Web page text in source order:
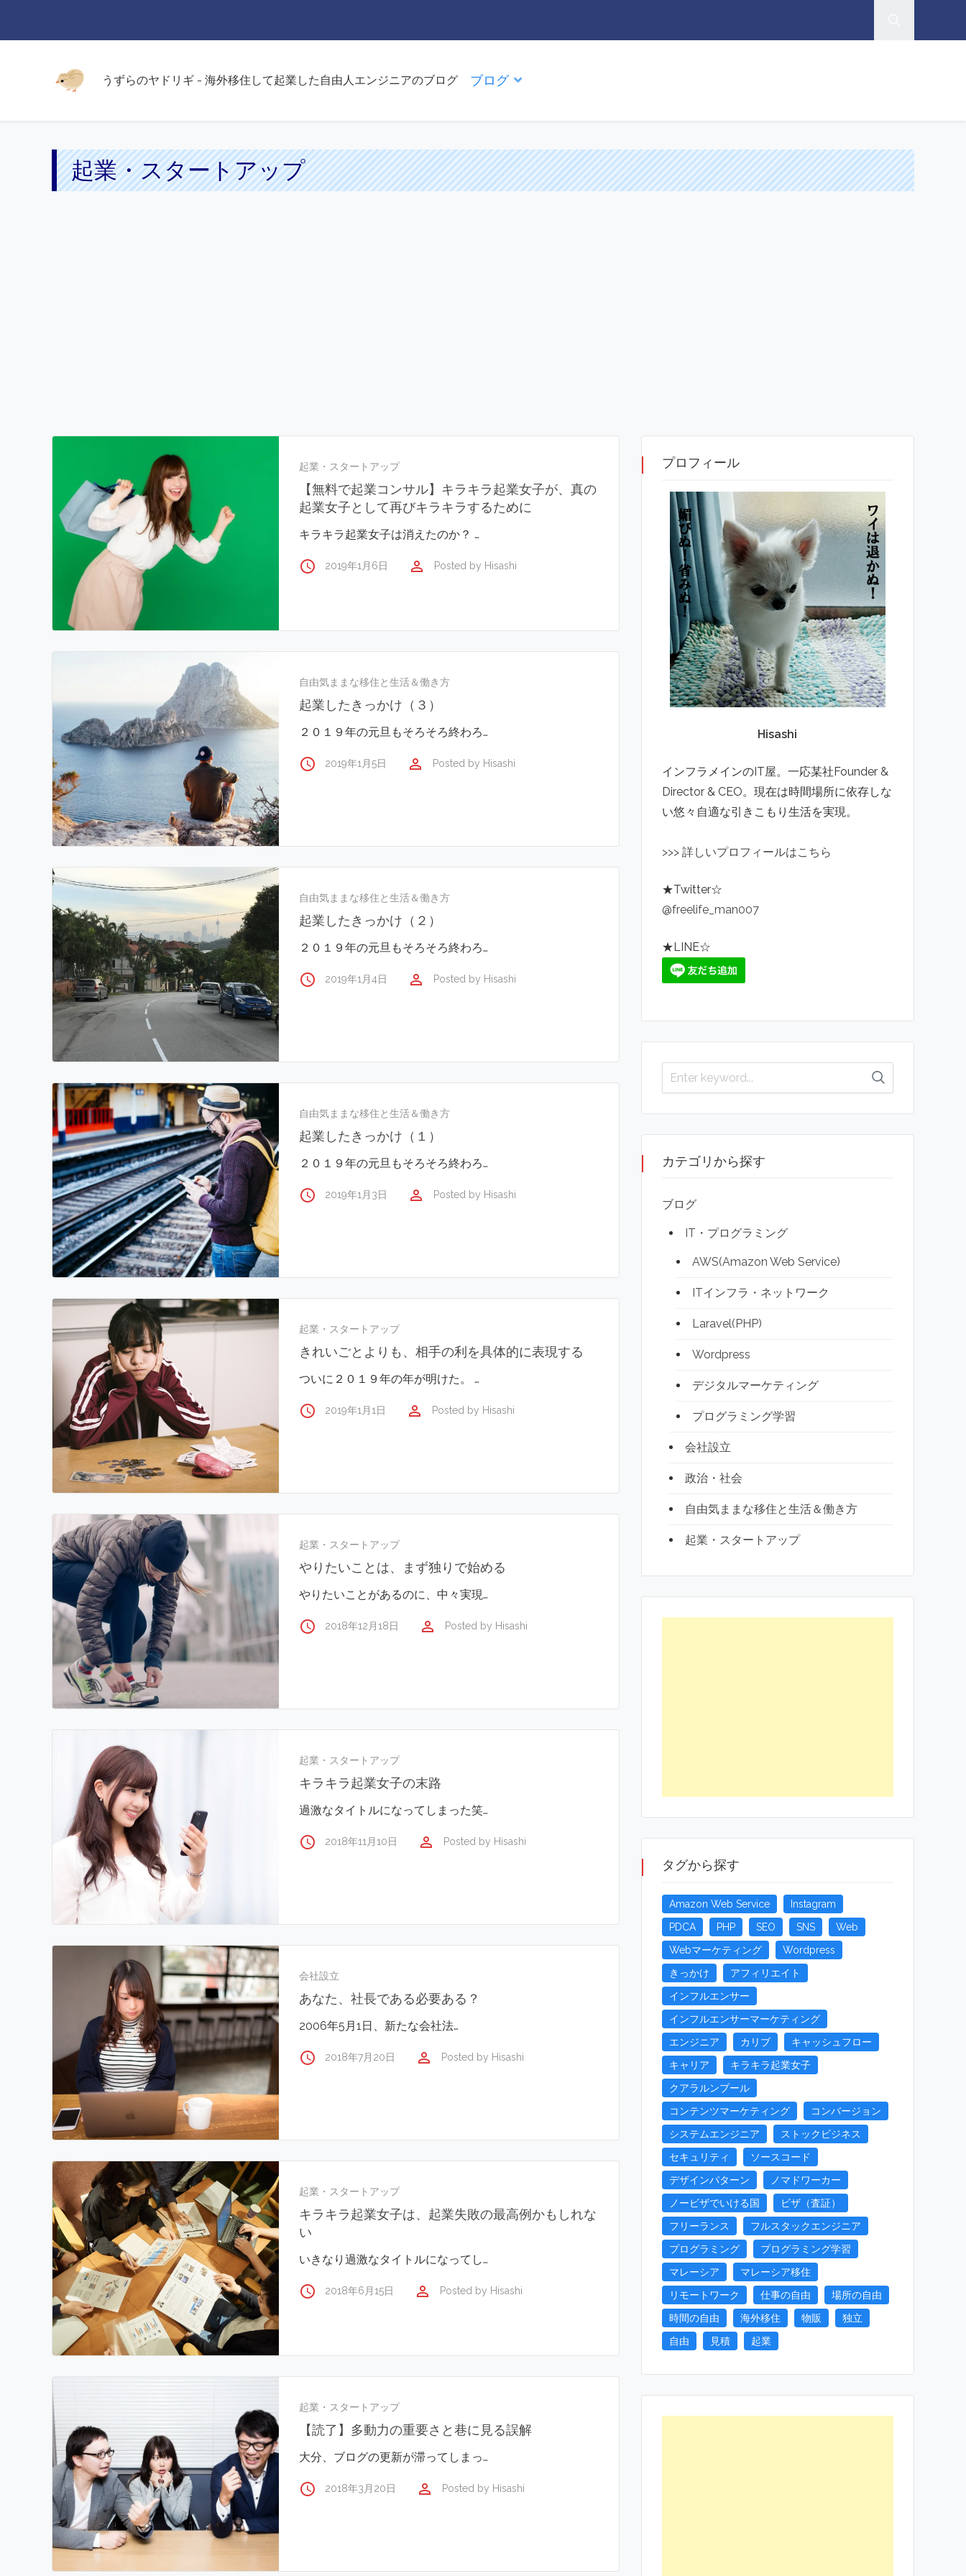
うずらのヤドリギ - 海外移住して起業した自由人エンジニアのブログ ブログ
起業・スタートアップ
起業・スタートアップ
【無料で起業コンサル】キラキラ起業女子が、真の
起業女子として再びキラキラするために
キラキラ起業女子は消えたのか？ …
access_time 2019年1月6日 perm_identity Posted by Hisashi
自由気ままな移住と生活＆働き方
起業したきっかけ（３）
２０１９年の元旦もそろそろ終わろ…
access_time 2019年1月5日 perm_identity Posted by Hisashi
自由気ままな移住と生活＆働き方
起業したきっかけ（２）
２０１９年の元旦もそろそろ終わろ…
access_time 2019年1月4日 perm_identity Posted by Hisashi
自由気ままな移住と生活＆働き方
起業したきっかけ（１）
２０１９年の元旦もそろそろ終わろ…
access_time 2019年1月3日 perm_identity Posted by Hisashi
起業・スタートアップ
きれいごとよりも、相手の利を具体的に表現する
ついに２０１９年の年が明けた。 …
access_time 2019年1月1日 perm_identity Posted by Hisashi
起業・スタートアップ
やりたいことは、まず独りで始める
やりたいことがあるのに、中々実現…
access_time 2018年12月18日 perm_identity Posted by Hisashi
起業・スタートアップ
キラキラ起業女子の末路
過激なタイトルになってしまった笑…
access_time 2018年11月10日 perm_identity Posted by Hisashi
会社設立
あなた、社長である必要ある？
2006年5月1日、新たな会社法…
access_time 2018年7月20日 perm_identity Posted by Hisashi
起業・スタートアップ
キラキラ起業女子は、起業失敗の最高例かもしれな
い
いきなり過激なタイトルになってし…
access_time 2018年6月15日 perm_identity Posted by Hisashi
起業・スタートアップ
【読了】多動力の重要さと巷に見る誤解
大分、ブログの更新が滞ってしまっ…
access_time 2018年3月20日 perm_identity Posted by Hisashi
プロフィール
Hisashi
インフラメインのIT屋。一応某社Founder &
Director & CEO。現在は時間場所に依存しな
い悠々自適な引きこもり生活を実現。
>>> 詳しいプロフィールはこちら
★Twitter☆
@freelife_man007
★LINE☆
カテゴリから探す
ブログ
IT・プログラミング
AWS(Amazon Web Service)
ITインフラ・ネットワーク
Laravel(PHP)
Wordpress
デジタルマーケティング
プログラミング学習
会社設立
政治・社会
自由気ままな移住と生活＆働き方
起業・スタートアップ
タグから探す
Amazon Web Service
Instagram
PDCA
PHP SEO SNS
Web
Webマーケティング
Wordpress
きっかけ
アフィリエイト
インフルエンサー
インフルエンサーマーケティング
エンジニア
カリブ
キャッシュフロー
キャリア
キラキラ起業女子
クアラルンプール
コンテンツマーケティング
コンバージョン
システムエンジニア
ストックビジネス
セキュリティ
ソースコード
デザインパターン
ノマドワーカー
ノービザでいける国
ビザ（査証）
フリーランス
フルスタックエンジニア
プログラミング
プログラミング学習
マレーシア
マレーシア移住
リモートワーク
仕事の自由
場所の自由
時間の自由
海外移住 物販
独立
自由
見積 起業